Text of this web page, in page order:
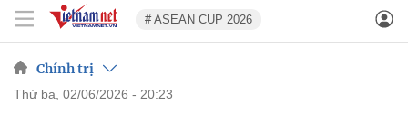
# ASEAN CUP 2026
Chính trị
thứ ba, 02/06/2026 - 20:23